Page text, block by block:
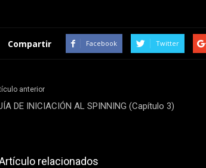
Compartir Facebook Twitter
anterior
DE INICIACIÓN AL SPINNING (Capítulo 3)
relacionados